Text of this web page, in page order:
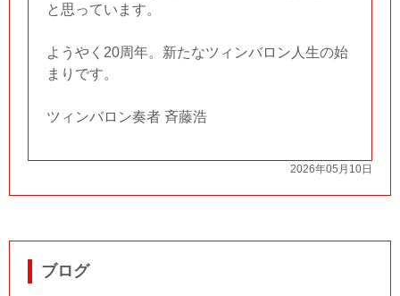
と思っています。
ようやく20周年。新たなツィンバロン人生の始
まりです。
ツィンバロン奏者 斉藤浩
2026年05月10日
ブログ